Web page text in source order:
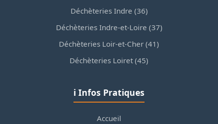
Déchèteries Indre (36)
Déchèteries Indre-et-Loire (37)
Déchèteries Loir-et-Cher (41)
Déchèteries Loiret (45)
ℹ️ Infos Pratiques
Accueil